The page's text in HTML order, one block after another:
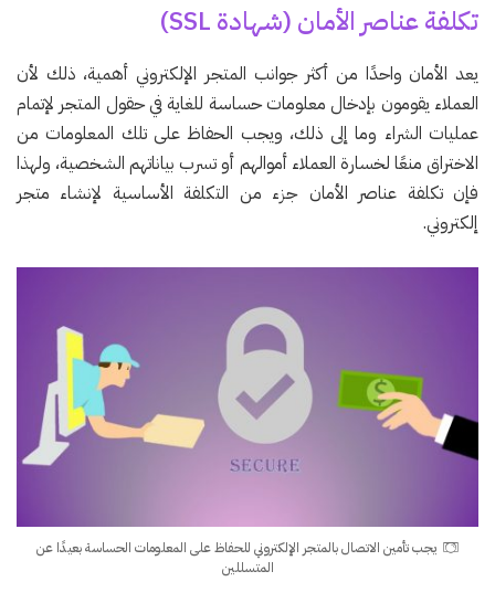
تكلفة عناصر الأمان (شهادة SSL)
يعد الأمان واحدًا من أكثر جوانب المتجر الإلكتروني أهمية، ذلك لأن
العملاء يقومون بإدخال معلومات حساسة للغاية في حقول المتجر لإتمام
عمليات الشراء وما إلى ذلك، ويجب الحفاظ على تلك المعلومات من
الاختراق منعًا لخسارة العملاء أموالهم أو تسرب بياناتهم الشخصية، ولهذا
فإن تكلفة عناصر الأمان جزء من التكلفة الأساسية لإنشاء متجر
إلكتروني.
يجب تأمين الاتصال بالمتجر الإلكتروني للحفاظ على المعلومات الحساسة بعيدًا عن
المتسللين